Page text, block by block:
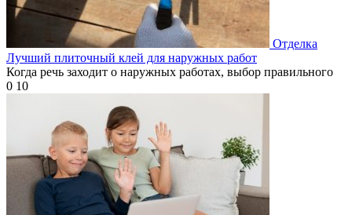
Отделка
Лучший плиточный клей для наружных работ
Когда речь заходит о наружных работах, выбор правильного
0 10